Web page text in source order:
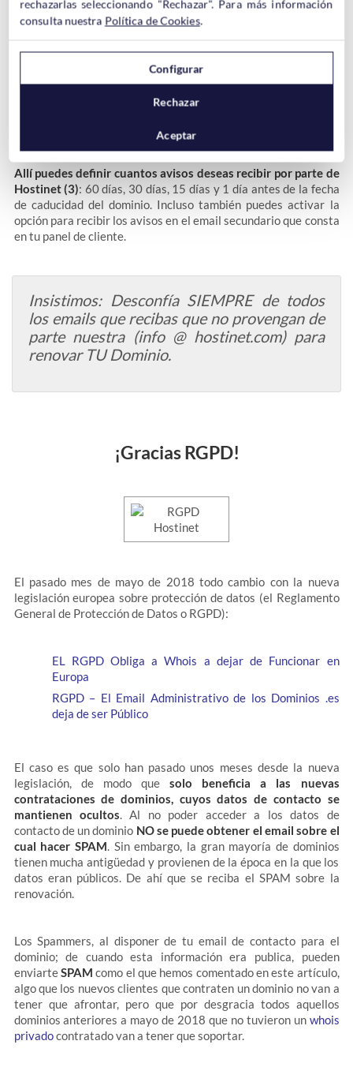
empresa se desplegará un menú que también incluye la opción
Allí puedes definir cuantos avisos deseas recibir por parte de
Hostinet (3): 60 días, 30 días, 15 días y 1 día antes de la fecha
de caducidad del dominio. Incluso también puedes activar la
opción para recibir los avisos en el email secundario que consta
en tu panel de cliente.
Insistimos: Desconfía SIEMPRE de todos
los emails que recibas que no provengan de
parte nuestra (info @ hostinet.com) para
renovar TU Dominio.
¡Gracias RGPD!
El pasado mes de mayo de 2018 todo cambio con la nueva
legislación europea sobre protección de datos (el Reglamento
General de Protección de Datos o RGPD):
EL RGPD Obliga a Whois a dejar de Funcionar en
Europa
RGPD – El Email Administrativo de los Dominios .es
deja de ser Público
El caso es que solo han pasado unos meses desde la nueva
legislación, de modo que solo beneficia a las nuevas
contrataciones de dominios, cuyos datos de contacto se
mantienen ocultos. Al no poder acceder a los datos de
contacto de un dominio NO se puede obtener el email sobre el
cual hacer SPAM. Sin embargo, la gran mayoría de dominios
tienen mucha antigüedad y provienen de la época en la que los
datos eran públicos. De ahí que se reciba el SPAM sobre la
renovación.
Los Spammers, al disponer de tu email de contacto para el
dominio; de cuando esta información era publica, pueden
enviarteSPAM como el que hemos comentado en este artículo,
algo que los nuevos clientes que contraten un dominio no van a
tener que afrontar, pero que por desgracia todos aquellos
dominios anteriores a mayo de 2018 que no tuvieron un whois
privadocontratado van a tener que soportar.
rechazarlas seleccionando "Rechazar". Para más información
consulta nuestra Política de Cookies.
Configurar
Rechazar
Aceptar